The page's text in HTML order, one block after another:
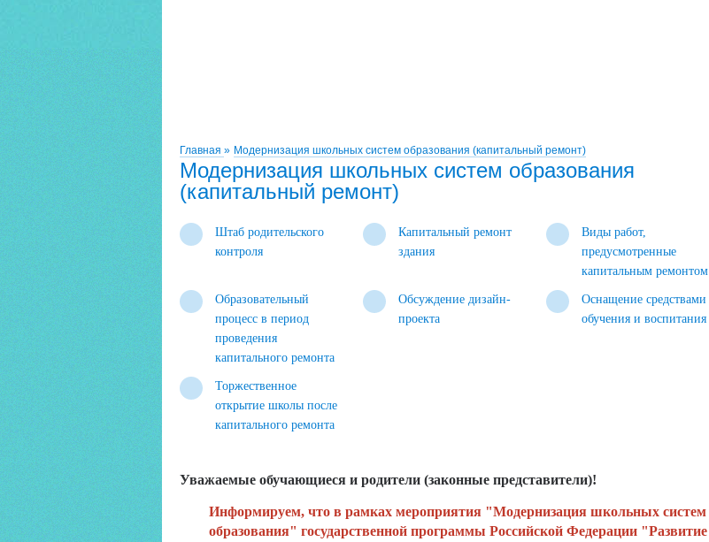
Главная » Модернизация школьных систем образования (капитальный ремонт)
Модернизация школьных систем образования
(капитальный ремонт)
Штаб родительского
контроля
Капитальный ремонт
здания
Виды работ,
предусмотренные
капитальным ремонтом
Образовательный
процесс в период
проведения
капитального ремонта
Обсуждение дизайн-
проекта
Оснащение средствами
обучения и воспитания
Торжественное
открытие школы после
капитального ремонта
Уважаемые обучающиеся и родители (законные представители)!
Информируем, что в рамках мероприятия "Модернизация школьных систем
образования" государственной программы Российской Федерации "Развитие